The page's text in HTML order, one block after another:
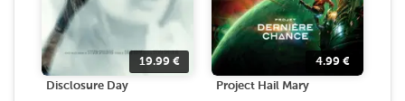
19.99 €
Disclosure Day
4.99 €
Project Hail Mary